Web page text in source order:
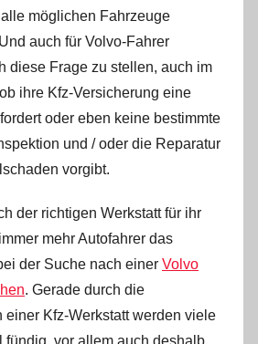
möglichen Fahrzeuge
auch für Volvo-Fahrer
diese Frage zu stellen, auch im
ihre Kfz-Versicherung eine
oder eben keine bestimmte
und / oder die Reparatur
vorgibt.
der richtigen Werkstatt für ihr
mehr Autofahrer das
der Suche nach einer Volvo
. Gerade durch die
einer Kfz-Werkstatt werden viele
fündig, vor allem auch deshalb,